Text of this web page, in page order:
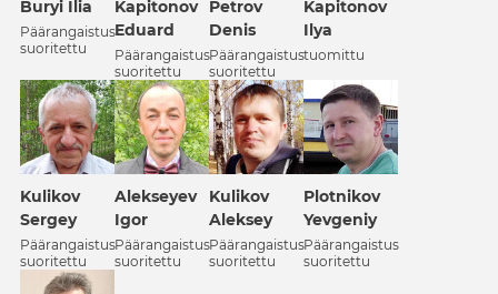
Buryi Ilia
Päärangaistus
suoritettu
Kapitonov
Eduard
Päärangaistus
suoritettu
Petrov
Denis
Päärangaistus
suoritettu
Kapitonov
Ilya
tuomittu
Kulikov
Sergey
Päärangaistus
suoritettu
Alekseyev
Igor
Päärangaistus
suoritettu
Kulikov
Aleksey
Päärangaistus
suoritettu
Plotnikov
Yevgeniy
Päärangaistus
suoritettu